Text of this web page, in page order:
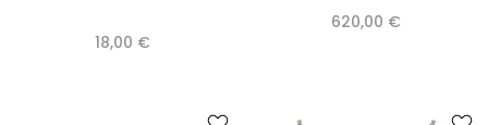
18,00 €
620,00 €